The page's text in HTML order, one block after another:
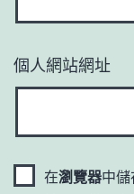
個人網站網址
在瀏覽器中